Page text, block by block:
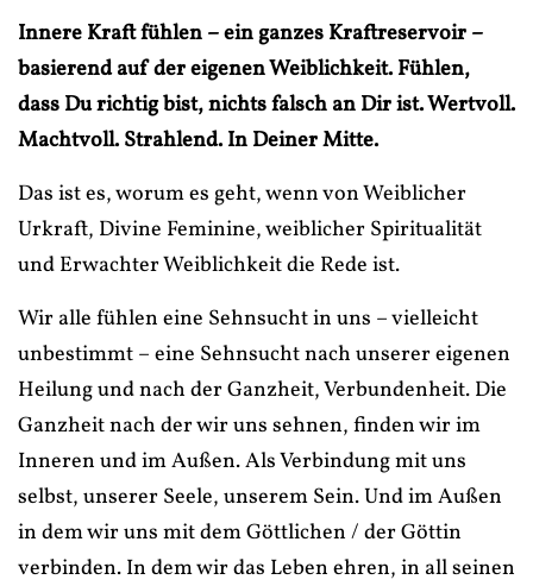
Innere Kraft fühlen – ein ganzes Kraftreservoir –
basierend auf der eigenen Weiblichkeit. Fühlen,
dass Du richtig bist, nichts falsch an Dir ist. Wertvoll.
Machtvoll. Strahlend. In Deiner Mitte.
Das ist es, worum es geht, wenn von Weiblicher
Urkraft, Divine Feminine, weiblicher Spiritualität
und Erwachter Weiblichkeit die Rede ist.
Wir alle fühlen eine Sehnsucht in uns – vielleicht
unbestimmt – eine Sehnsucht nach unserer eigenen
Heilung und nach der Ganzheit, Verbundenheit. Die
Ganzheit nach der wir uns sehnen, finden wir im
Inneren und im Außen. Als Verbindung mit uns
selbst, unserer Seele, unserem Sein. Und im Außen
in dem wir uns mit dem Göttlichen / der Göttin
verbinden. In dem wir das Leben ehren, in all seinen